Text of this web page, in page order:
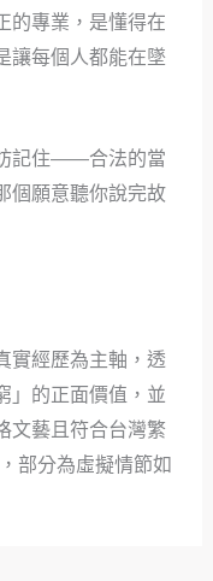
的專業，是懂得在
讓每個人都能在墜
記住——合法的當
個願意聽你說完故
實經歷為主軸，透
」的正面價值，並
文藝且符合台灣繁
部分為虛擬情節如